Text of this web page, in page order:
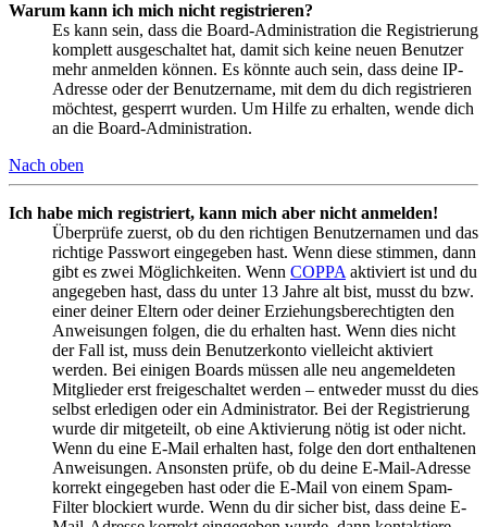
Warum kann ich mich nicht registrieren?
Es kann sein, dass die Board-Administration die Registrierung
komplett ausgeschaltet hat, damit sich keine neuen Benutzer
mehr anmelden können. Es könnte auch sein, dass deine IP-
Adresse oder der Benutzername, mit dem du dich registrieren
möchtest, gesperrt wurden. Um Hilfe zu erhalten, wende dich
an die Board-Administration.
Nach oben
Ich habe mich registriert, kann mich aber nicht anmelden!
Überprüfe zuerst, ob du den richtigen Benutzernamen und das
richtige Passwort eingegeben hast. Wenn diese stimmen, dann
gibt es zwei Möglichkeiten. Wenn COPPA aktiviert ist und du
angegeben hast, dass du unter 13 Jahre alt bist, musst du bzw.
einer deiner Eltern oder deiner Erziehungsberechtigten den
Anweisungen folgen, die du erhalten hast. Wenn dies nicht
der Fall ist, muss dein Benutzerkonto vielleicht aktiviert
werden. Bei einigen Boards müssen alle neu angemeldeten
Mitglieder erst freigeschaltet werden – entweder musst du dies
selbst erledigen oder ein Administrator. Bei der Registrierung
wurde dir mitgeteilt, ob eine Aktivierung nötig ist oder nicht.
Wenn du eine E-Mail erhalten hast, folge den dort enthaltenen
Anweisungen. Ansonsten prüfe, ob du deine E-Mail-Adresse
korrekt eingegeben hast oder die E-Mail von einem Spam-
Filter blockiert wurde. Wenn du dir sicher bist, dass deine E-